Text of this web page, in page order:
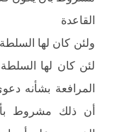
القاعدة
ولئن كان لها السلطة
لئن كان لها السلطة
المرافعة بشأنه
أن ذلك مشروط